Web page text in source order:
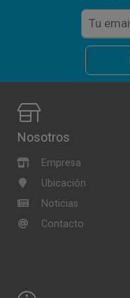
Nosotros
Empresa
Ubicación
Noticias
Contacto